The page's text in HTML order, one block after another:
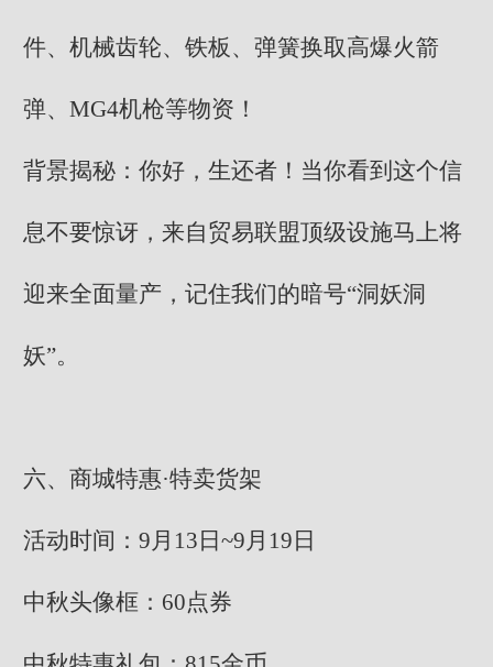
件、机械齿轮、铁板、弹簧换取高爆火箭
弹、MG4机枪等物资！
背景揭秘：你好，生还者！当你看到这个信
息不要惊讶，来自贸易联盟顶级设施马上将
迎来全面量产，记住我们的暗号“洞妖洞
妖”。
六、商城特惠·特卖货架
活动时间：9月13日~9月19日
中秋头像框：60点券